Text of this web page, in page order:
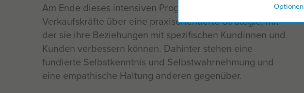
Am Ende dieses intensiven Programms verfügen Ihre
Verkaufskräfte über eine praxisorientierte Strategie, mit
der sie ihre Beziehungen mit spezifischen Kundinnen und
Kunden verbessern können. Dahinter stehen eine
fundierte Selbstkenntnis und Selbstwahrnehmung und
eine empathische Haltung anderen gegenüber.
Optionen